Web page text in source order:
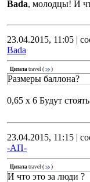
Bada, молодцы! И
23.04.2015, 11:05 |
Bada
Цитата travel ( )
Размеры баллона?
0,65 х 6 Будут
23.04.2015, 11:15 |
-АП-
Цитата travel ( )
И что это за люди ?